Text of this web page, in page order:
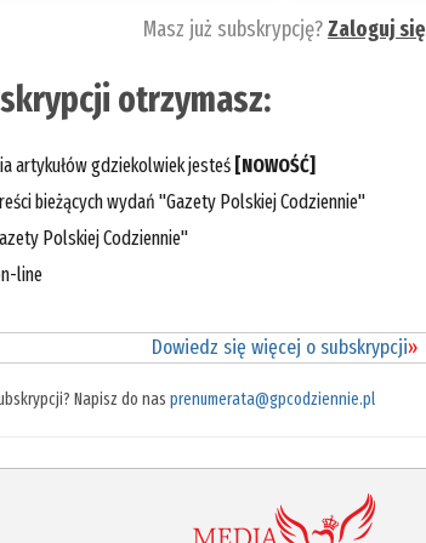
Masz już subskrypcję?Zaloguj się
otrzymasz:
artykułów gdziekolwiek jesteś [NOWOŚĆ]
bieżących wydań "Gazety Polskiej Codziennie"
Polskiej Codziennie"
line
Dowiedz się więcej o subskrypcji»
Napisz do nasprenumerata@gpcodziennie.pl